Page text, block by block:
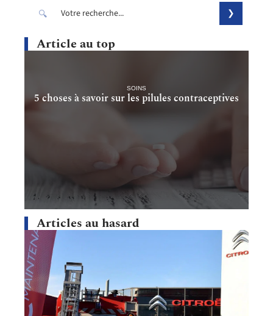
Article au top
SOINS
5 choses à savoir sur les pilules contraceptives
Articles au hasard